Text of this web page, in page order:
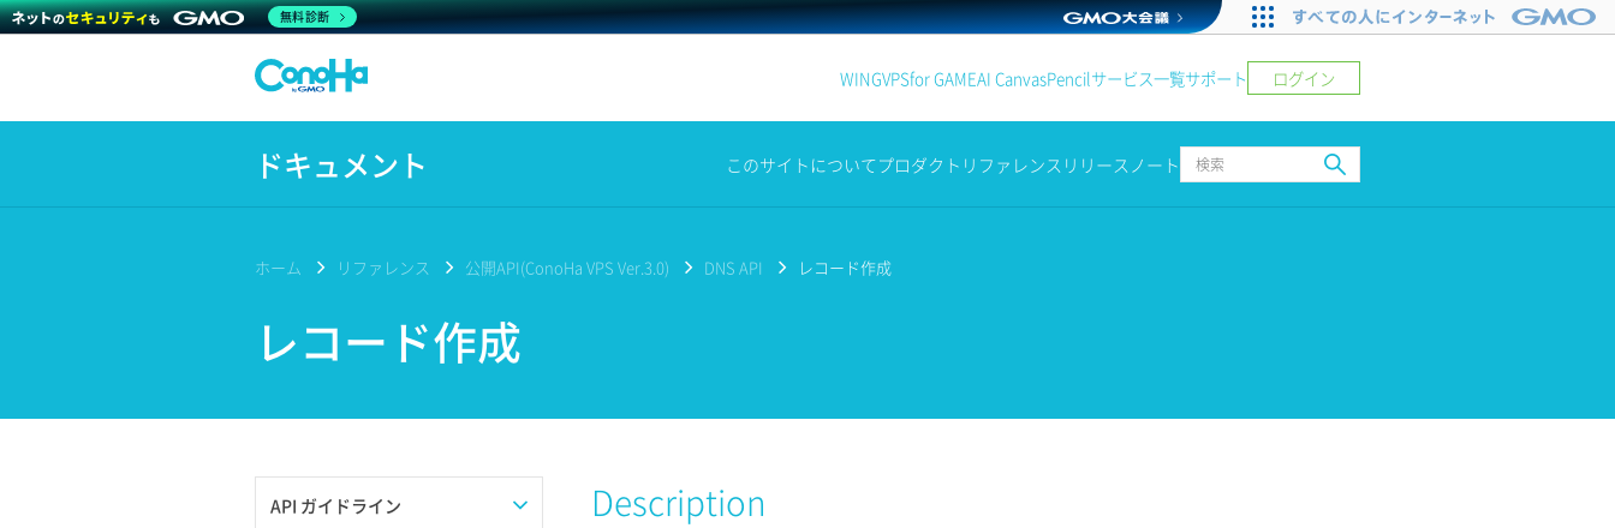
WINGVPSfor GAMEAI CanvasPencilサービス一覧サポート ログイン
ドキュメント このサイトについてプロダクト リファレンス リリースノート
ホーム リファレンス 公開API(ConoHa VPS Ver.3.0) DNS API レコード作成
レコード作成
API ガイドライン Description
無料診断